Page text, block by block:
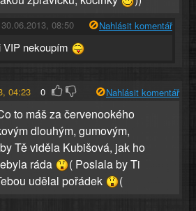
30.06.2013, 08:50 Nahlásit komentář
VIP nekoupím
04:23 0 Nahlásit komentář
to máš za červenookého
dlouhým, gumovým,
Tě viděla Kubišová, jak ho
ráda
( Poslala by Ti
udělal pořádek
(